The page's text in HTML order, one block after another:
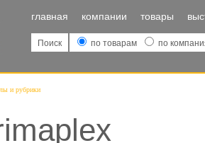
главная компании товары
Поиск по товарам по
и рубрики